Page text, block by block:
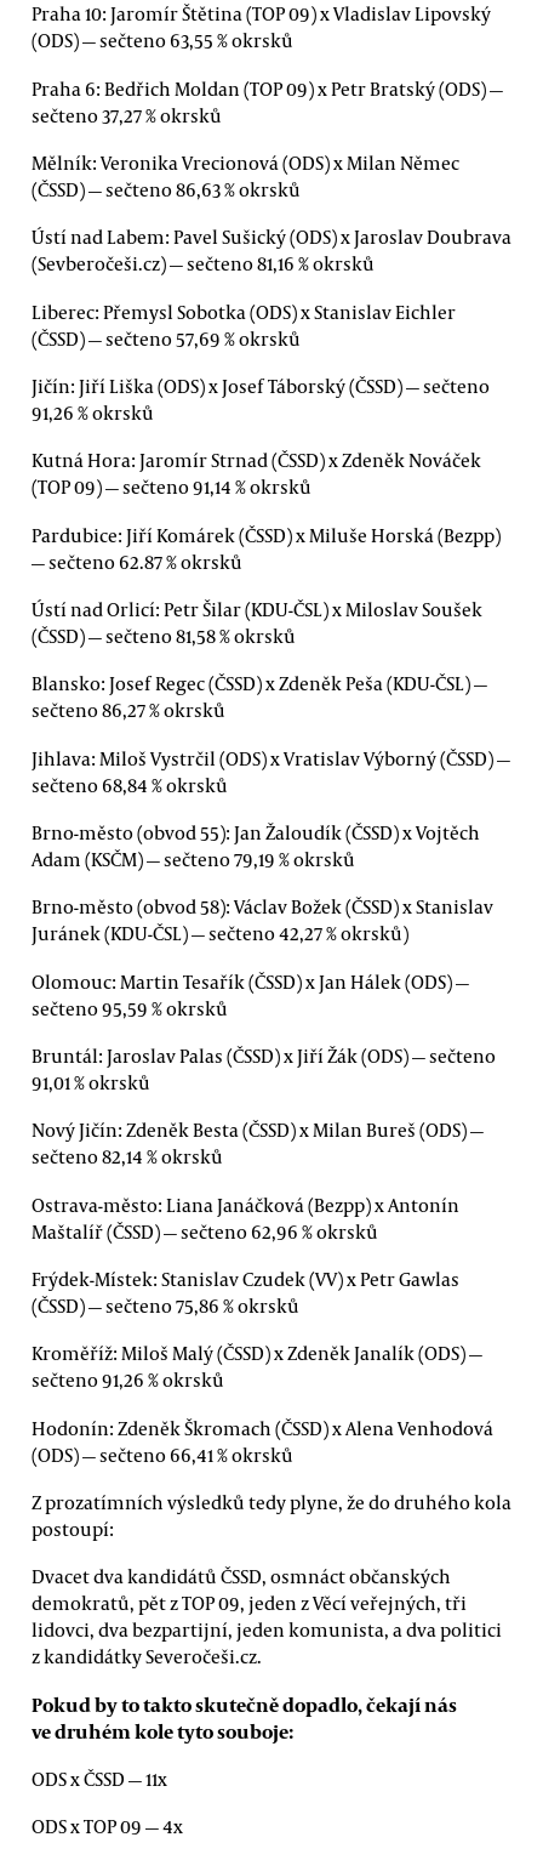
Praha 10: Jaromír Štětina (TOP 09) x Vladislav Lipovský
(ODS) — sečteno 63,55 % okrsků
Praha 6: Bedřich Moldan (TOP 09) x Petr Bratský (ODS) —
sečteno 37,27 % okrsků
Mělník: Veronika Vrecionová (ODS) x Milan Němec
(ČSSD) — sečteno 86,63 % okrsků
Ústí nad Labem: Pavel Sušický (ODS) x Jaroslav Doubrava
(Sevberočeši.cz) — sečteno 81,16 % okrsků
Liberec: Přemysl Sobotka (ODS) x Stanislav Eichler
(ČSSD) — sečteno 57,69 % okrsků
Jičín: Jiří Liška (ODS) x Josef Táborský (ČSSD) — sečteno
91,26 % okrsků
Kutná Hora: Jaromír Strnad (ČSSD) x Zdeněk Nováček
(TOP 09) — sečteno 91,14 % okrsků
Pardubice: Jiří Komárek (ČSSD) x Miluše Horská (Bezpp)
— sečteno 62.87 % okrsků
Ústí nad Orlicí: Petr Šilar (KDU-ČSL) x Miloslav Soušek
(ČSSD) — sečteno 81,58 % okrsků
Blansko: Josef Regec (ČSSD) x Zdeněk Peša (KDU-ČSL) —
sečteno 86,27 % okrsků
Jihlava: Miloš Vystrčil (ODS) x Vratislav Výborný (ČSSD) —
sečteno 68,84 % okrsků
Brno-město (obvod 55): Jan Žaloudík (ČSSD) x Vojtěch
Adam (KSČM) — sečteno 79,19 % okrsků
Brno-město (obvod 58): Václav Božek (ČSSD) x Stanislav
Juránek (KDU-ČSL) — sečteno 42,27 % okrsků)
Olomouc: Martin Tesařík (ČSSD) x Jan Hálek (ODS) —
sečteno 95,59 % okrsků
Bruntál: Jaroslav Palas (ČSSD) x Jiří Žák (ODS) — sečteno
91,01 % okrsků
Nový Jičín: Zdeněk Besta (ČSSD) x Milan Bureš (ODS) —
sečteno 82,14 % okrsků
Ostrava-město: Liana Janáčková (Bezpp) x Antonín
Maštalíř (ČSSD) — sečteno 62,96 % okrsků
Frýdek-Místek: Stanislav Czudek (VV) x Petr Gawlas
(ČSSD) — sečteno 75,86 % okrsků
Kroměříž: Miloš Malý (ČSSD) x Zdeněk Janalík (ODS) —
sečteno 91,26 % okrsků
Hodonín: Zdeněk Škromach (ČSSD) x Alena Venhodová
(ODS) — sečteno 66,41 % okrsků
Z prozatímních výsledků tedy plyne, že do druhého kola
postoupí:
Dvacet dva kandidátů ČSSD, osmnáct občanských
demokratů, pět z TOP 09, jeden z Věcí veřejných, tři
lidovci, dva bezpartijní, jeden komunista, a dva politici
z kandidátky Severočeši.cz.
Pokud by to takto skutečně dopadlo, čekají nás
ve druhém kole tyto souboje:
ODS x ČSSD — 11x
ODS x TOP 09 — 4x